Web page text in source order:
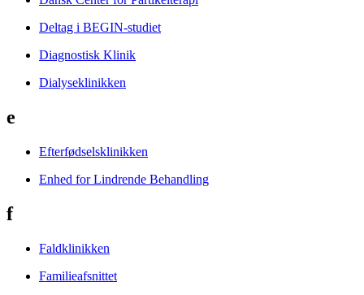
Deltag i BEGIN-studiet
Diagnostisk Klinik
Dialyseklinikken
e
Efterfødselsklinikken
Enhed for Lindrende Behandling
f
Faldklinikken
Familieafsnittet